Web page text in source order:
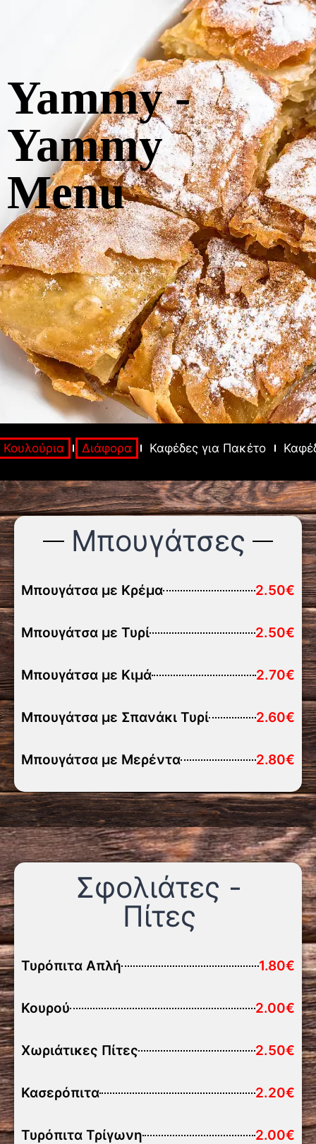
Yammy -
Yammy
Menu
Κουλούρια Διάφορα Καφέδες για Πακέτο
Μπουγάτσες
Μπουγάτσα με Κρέμα 2.50€
Μπουγάτσα με Τυρί 2.50€
Μπουγάτσα με Κιμά 2.70€
Μπουγάτσα με Σπανάκι Τυρί 2.60€
Μπουγάτσα με Μερέντα 2.80€
Σφολιάτες -
Πίτες
Τυρόπιτα Απλή 1.80€
Κουρού 2.00€
Χωριάτικες Πίτες 2.50€
Κασερόπιτα 2.20€
Τυρόπιτα Τρίγωνη 2.00€